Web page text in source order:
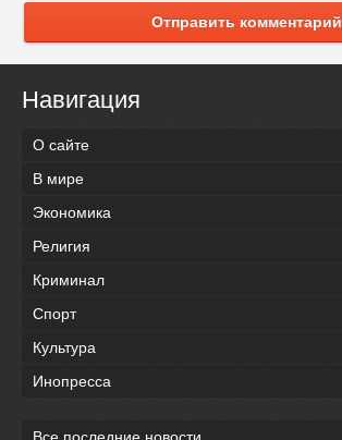
Отправить комментарий
Навигация
О сайте
В мире
Экономика
Религия
Криминал
Спорт
Культура
Инопресса
Все последние новости